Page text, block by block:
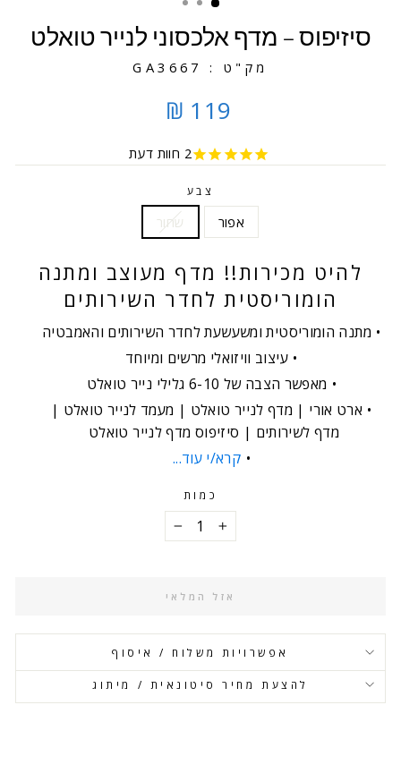
סיזיפוס – מדף אלכסוני לנייר טואלט
מק"ט : GA3667
119 ₪
2 חוות דעת
צבע
אפור שחור
להיט מכירות!! מדף מעוצב ומתנה
הומוריסטית לחדר השירותים
מתנה הומוריסטית ומשעשעת לחדר השירותים והאמבטיה
עיצוב וויזואלי מרשים ומיוחד
מאפשר הצבה של 6-10 גלילי נייר טואלט
ארט אורי | מדף לנייר טואלט | מעמד לנייר טואלט |
מדף לשירותים | סיזיפוס מדף לנייר טואלט
קרא/י עוד...
כמות
+
אזל המלאי
אפשרויות משלוח / איסוף
להצעת מחיר סיטונאית / מיתוג